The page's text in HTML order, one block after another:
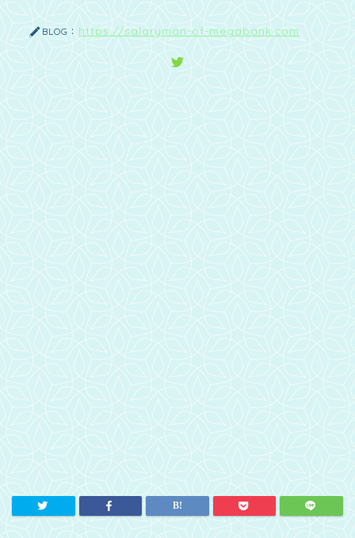
BLOG： https://salaryman-of-megabank.com